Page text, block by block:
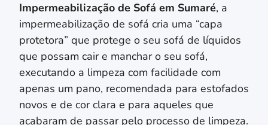
Impermeabilização de Sofá em Sumaré, a
impermeabilização de sofá cria uma “capa
protetora” que protege o seu sofá de líquidos
que possam cair e manchar o seu sofá,
executando a limpeza com facilidade com
apenas um pano, recomendada para estofados
novos e de cor clara e para aqueles que
acabaram de passar pelo processo de limpeza.